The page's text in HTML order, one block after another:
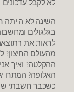
לא לקבל עדכונים
השינה לא הייתה
בגלגולים
לראות את
מהעולם
ההקלטה? ואיך
האלופה? המתח
כשכבר חשבתי